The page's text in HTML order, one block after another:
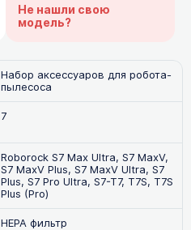
Не нашли свою
модель?
Набор аксессуаров для робота-
пылесоса
7
Roborock S7 Max Ultra, S7 MaxV,
S7 MaxV Plus, S7 MaxV Ultra, S7
Plus, S7 Pro Ultra, S7-T7, T7S, T7S
Plus (Pro)
HEPA фильтр